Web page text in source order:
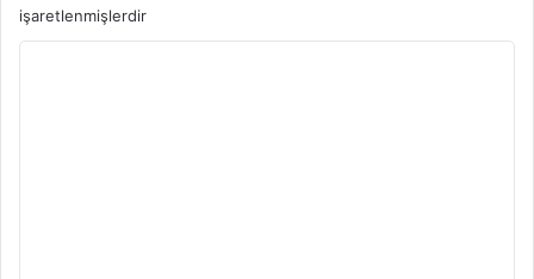
işaretlenmişlerdir